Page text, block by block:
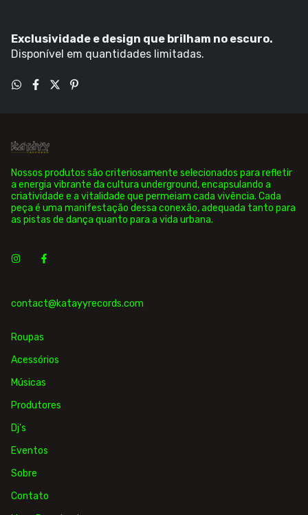
Exclusividade e design que brilham no escuro.
Disponível em quantidades limitadas.
Nossos produtos são criteriosamente selecionados para refletir
a energia vibrante da cultura underground, encapsulando a
criatividade e a vitalidade que permeiam cada vivência. Cada
peça é uma manifestação dessa conexão, adequada tanto para
as pistas de dança quanto para a vida urbana.
contact@katayyrecords.com
Roupas
Acessórios
Músicas
Produtores
Dj's
Eventos
Sobre
Contato